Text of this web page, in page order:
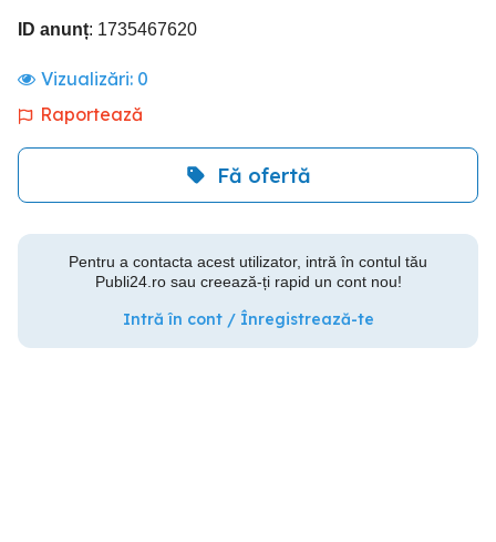
ID anunț: 1735467620
Vizualizări: 0
Raportează
Fă ofertă
Pentru a contacta acest utilizator, intră în contul tău
Publi24.ro sau creează-ți rapid un cont nou!
Intră în cont / Înregistrează-te